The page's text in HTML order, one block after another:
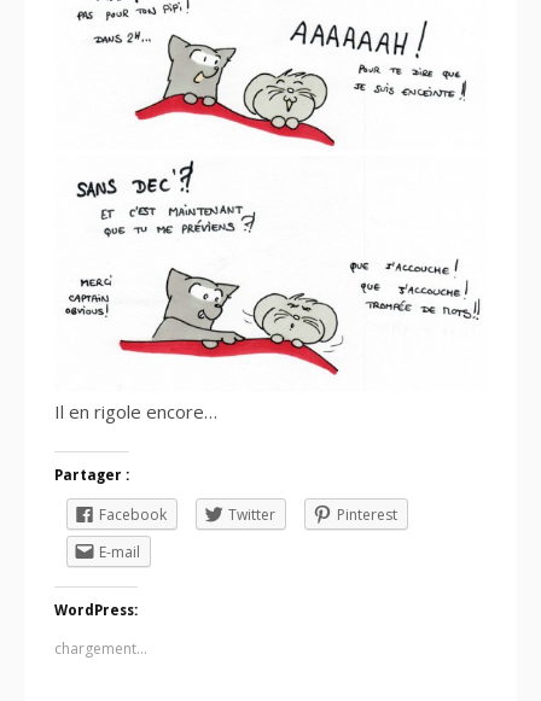
Il en rigole encore…
Partager :
Facebook Twitter
Pinterest
E-mail
WordPress:
chargement…